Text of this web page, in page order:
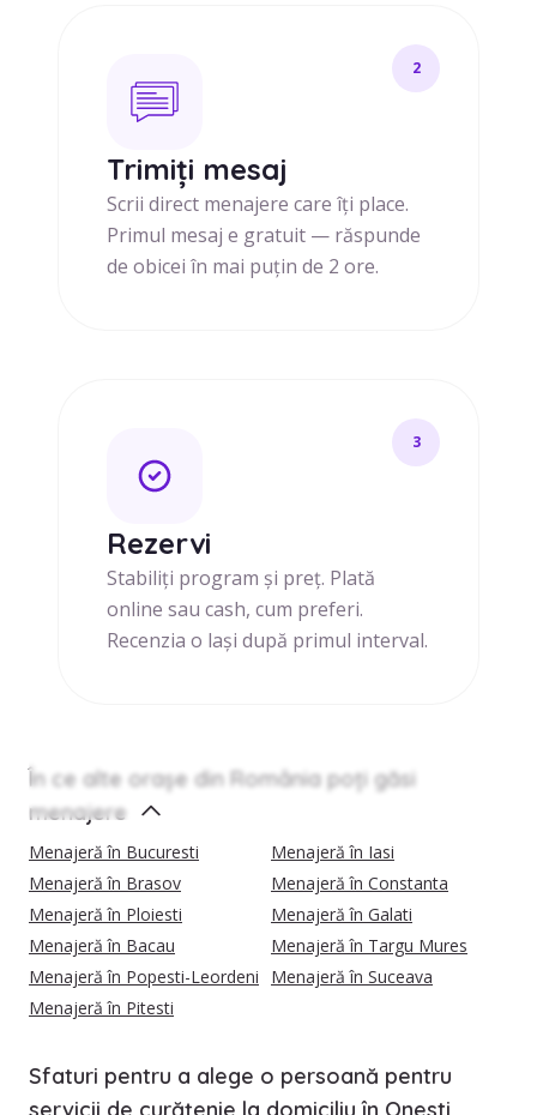
2
Trimiți mesaj
Scrii direct menajere care îți place.
Primul mesaj e gratuit — răspunde
de obicei în mai puțin de 2 ore.
3
Rezervi
Stabiliți program și preț. Plată
online sau cash, cum preferi.
Recenzia o lași după primul interval.
În ce alte orașe din România poți găsi
menajere
Menajeră în Bucuresti
Menajeră în Iasi
Menajeră în Brasov
Menajeră în Constanta
Menajeră în Ploiesti
Menajeră în Galati
Menajeră în Bacau
Menajeră în Targu Mures
Menajeră în Popesti-Leordeni
Menajeră în Suceava
Menajeră în Pitesti
Sfaturi pentru a alege o persoană pentru